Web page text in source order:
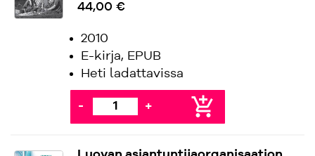
44,00 €
2010
E-kirja, EPUB
Heti ladattavissa
- + add_shopping_cart